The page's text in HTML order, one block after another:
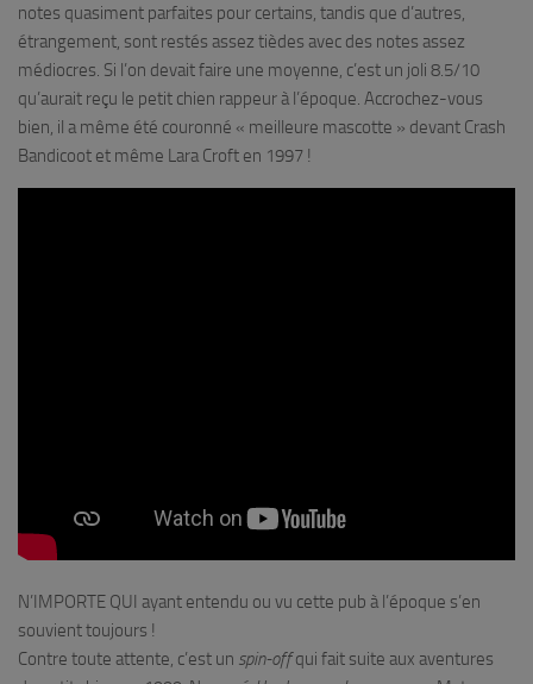
notes quasiment parfaites pour certains, tandis que d’autres,
étrangement, sont restés assez tièdes avec des notes assez
médiocres. Si l’on devait faire une moyenne, c’est un joli 8.5/10
qu’aurait reçu le petit chien rappeur à l’époque. Accrochez-vous
bien, il a même été couronné « meilleure mascotte » devant Crash
Bandicoot et même Lara Croft en 1997 !
N’IMPORTE QUI ayant entendu ou vu cette pub à l’époque s’en
souvient toujours !
Contre toute attente, c’est un spin-offqui fait suite aux aventures